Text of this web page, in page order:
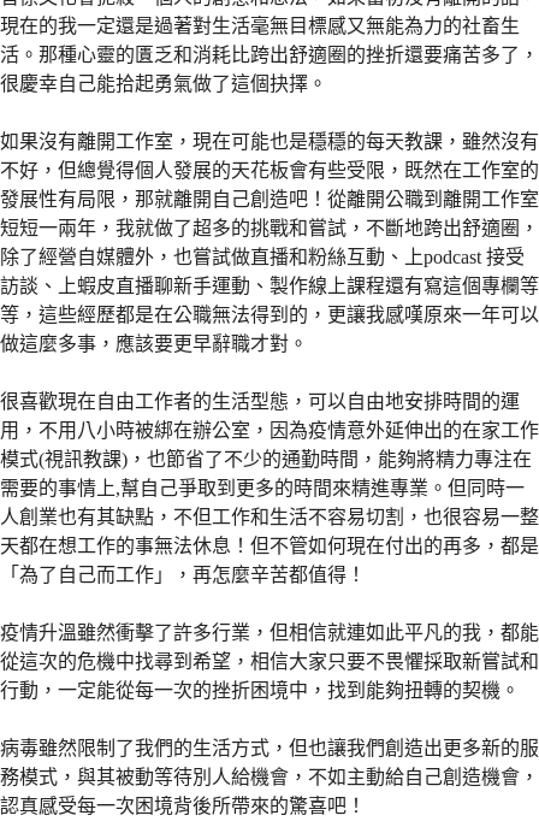
現在的我一定還是過著對生活毫無目標感又無能為力的社畜生
活。那種心靈的匱乏和消耗比跨出舒適圈的挫折還要痛苦多了，
很慶幸自己能拾起勇氣做了這個抉擇。
如果沒有離開工作室，現在可能也是穩穩的每天教課，雖然沒有
不好，但總覺得個人發展的天花板會有些受限，既然在工作室的
發展性有局限，那就離開自己創造吧！從離開公職到離開工作室
短短一兩年，我就做了超多的挑戰和嘗試，不斷地跨出舒適圈，
除了經營自媒體外，也嘗試做直播和粉絲互動、上podcast 接受
訪談、上蝦皮直播聊新手運動、製作線上課程還有寫這個專欄等
等，這些經歷都是在公職無法得到的，更讓我感嘆原來一年可以
做這麼多事，應該要更早辭職才對。
很喜歡現在自由工作者的生活型態，可以自由地安排時間的運
用，不用八小時被綁在辦公室，因為疫情意外延伸出的在家工作
模式(視訊教課)，也節省了不少的通勤時間，能夠將精力專注在
需要的事情上,幫自己爭取到更多的時間來精進專業。但同時一
人創業也有其缺點，不但工作和生活不容易切割，也很容易一整
天都在想工作的事無法休息！但不管如何現在付出的再多，都是
「為了自己而工作」，再怎麼辛苦都值得！
疫情升溫雖然衝擊了許多行業，但相信就連如此平凡的我，都能
從這次的危機中找尋到希望，相信大家只要不畏懼採取新嘗試和
行動，一定能從每一次的挫折困境中，找到能夠扭轉的契機。
病毒雖然限制了我們的生活方式，但也讓我們創造出更多新的服
務模式，與其被動等待別人給機會，不如主動給自己創造機會，
認真感受每一次困境背後所帶來的驚喜吧！